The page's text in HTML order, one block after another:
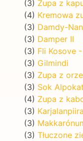
(3) Zupa z
(4) Kremowa
(3) Damdy-
(3) Damper II
(3) Fli Kosove
(3) Gilmindi
(3) Zupa z
(3) Sok Alpokat
(4) Zupa z
(3)
(3)
(3) Tłuczone